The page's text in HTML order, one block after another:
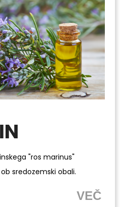
"ros marinus"
sredozemski obali.
VEČ